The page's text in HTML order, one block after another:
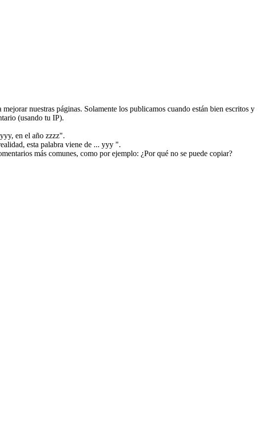
nuestras páginas. Solamente los publicamos cuando están bien escritos y
(usando tu IP).
en el año zzzz".
esta palabra viene de ... yyy ".
más comunes, como por ejemplo: ¿Por qué no se puede copiar?